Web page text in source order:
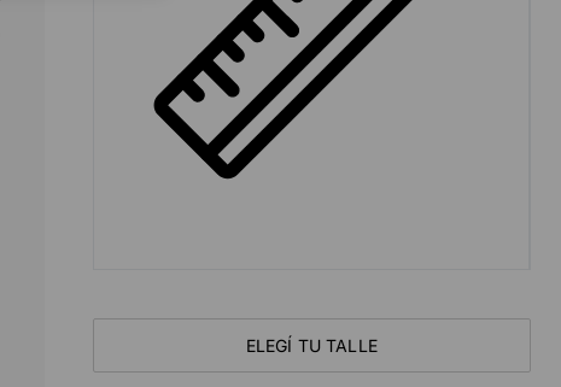
ELEGÍ TU TALLE